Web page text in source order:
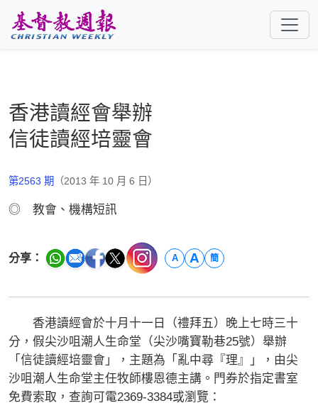
香港讀經會舉辦
信徒讀經培靈會
第2563 期 （2013 年 10 月 6 日）
◎ 教會、機構短訊
分享： A A 簡
香港讀經會於十月十一日（禮拜五）晚上七時三十
分，假尖沙咀潮人生命堂（尖沙嘴寶勒巷25號）舉辦
「信徒讀經培靈會」，主題為「亂中尋『理』」，由尖
沙咀潮人生命堂主任牧師樓恩德主講。門券於指定書室
免費索取，查詢可電2369-3384或瀏覽：